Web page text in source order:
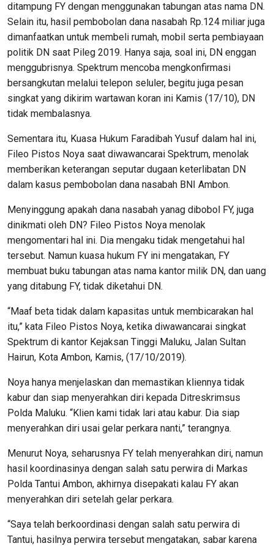
ditampung FY dengan menggunakan tabungan atas nama DN.
Selain itu, hasil pembobolan dana nasabah Rp.124 miliar juga
dimanfaatkan untuk membeli rumah, mobil serta pembiayaan
politik DN saat Pileg 2019. Hanya saja, soal ini, DN enggan
menggubrisnya. Spektrum mencoba mengkonfirmasi
bersangkutan melalui telepon seluler, begitu juga pesan
singkat yang dikirim wartawan koran ini Kamis (17/10), DN
tidak membalasnya.
Sementara itu, Kuasa Hukum Faradibah Yusuf dalam hal ini,
Fileo Pistos Noya saat diwawancarai Spektrum, menolak
memberikan keterangan seputar dugaan keterlibatan DN
dalam kasus pembobolan dana nasabah BNI Ambon.
Menyinggung apakah dana nasabah yanag dibobol FY, juga
dinikmati oleh DN? Fileo Pistos Noya menolak
mengomentari hal ini. Dia mengaku tidak mengetahui hal
tersebut. Namun kuasa hukum FY ini mengatakan, FY
membuat buku tabungan atas nama kantor milik DN, dan uang
yang ditabung FY, tidak diketahui DN.
“Maaf beta tidak dalam kapasitas untuk membicarakan hal
itu,” kata Fileo Pistos Noya, ketika diwawancarai singkat
Spektrum di kantor Kejaksan Tinggi Maluku, Jalan Sultan
Hairun, Kota Ambon, Kamis, (17/10/2019).
Noya hanya menjelaskan dan memastikan kliennya tidak
kabur dan siap menyerahkan diri kepada Ditreskrimsus
Polda Maluku. “Klien kami tidak lari atau kabur. Dia siap
menyerahkan diri usai gelar perkara nanti,” terangnya.
Menurut Noya, seharusnya FY telah menyerahkan diri, namun
hasil koordinasinya dengan salah satu perwira di Markas
Polda Tantui Ambon, akhirnya disepakati kalau FY akan
menyerahkan diri setelah gelar perkara.
“Saya telah berkoordinasi dengan salah satu perwira di
Tantui, hasilnya perwira tersebut mengatakan, sabar karena